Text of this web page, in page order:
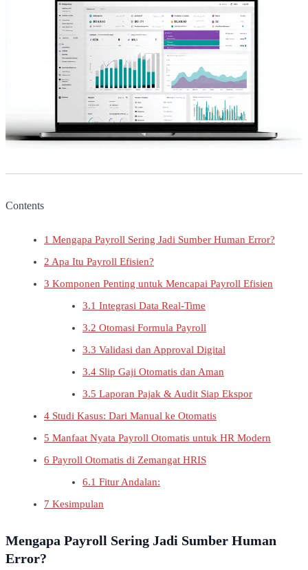
Contents
1 Mengapa Payroll Sering Jadi Sumber Human Error?
2 Apa Itu Payroll Efisien?
3 Komponen Penting untuk Mencapai Payroll Efisien
3.1 Integrasi Data Real-Time
3.2 Otomasi Formula Payroll
3.3 Validasi dan Approval Digital
3.4 Slip Gaji Otomatis dan Aman
3.5 Laporan Pajak & Audit Siap Ekspor
4 Studi Kasus: Dari Manual ke Otomatis
5 Manfaat Nyata Payroll Otomatis untuk HR Modern
6 Payroll Otomatis di Zemangat HRIS
6.1 Fitur Andalan:
7 Kesimpulan
Mengapa Payroll Sering Jadi Sumber Human
Error?